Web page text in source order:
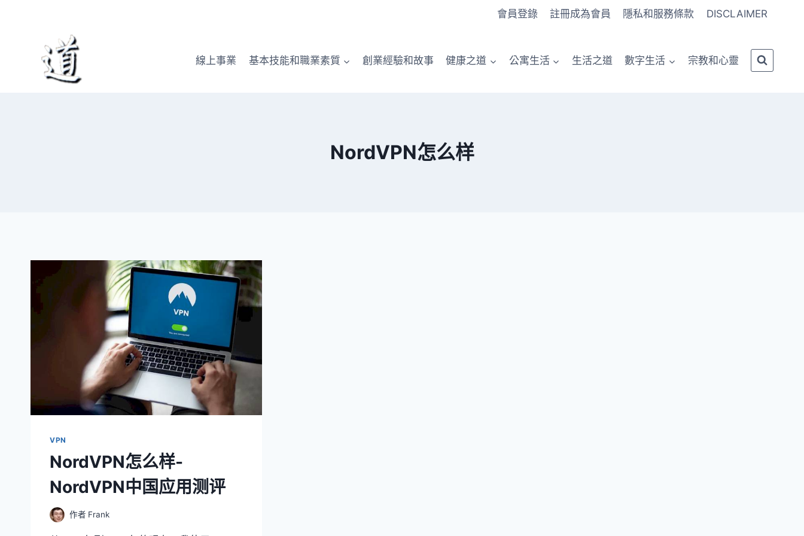
會員登錄 註冊成為會員 隱私和服務條款 DISCLAIMER
線上事業 基本技能和職業素質 創業經驗和故事 健康之道 公寓生活 生活之道 數字生活 宗教和心靈
NordVPN怎么样
VPN
NordVPN怎么样-
NordVPN中国应用测评
作者 Frank